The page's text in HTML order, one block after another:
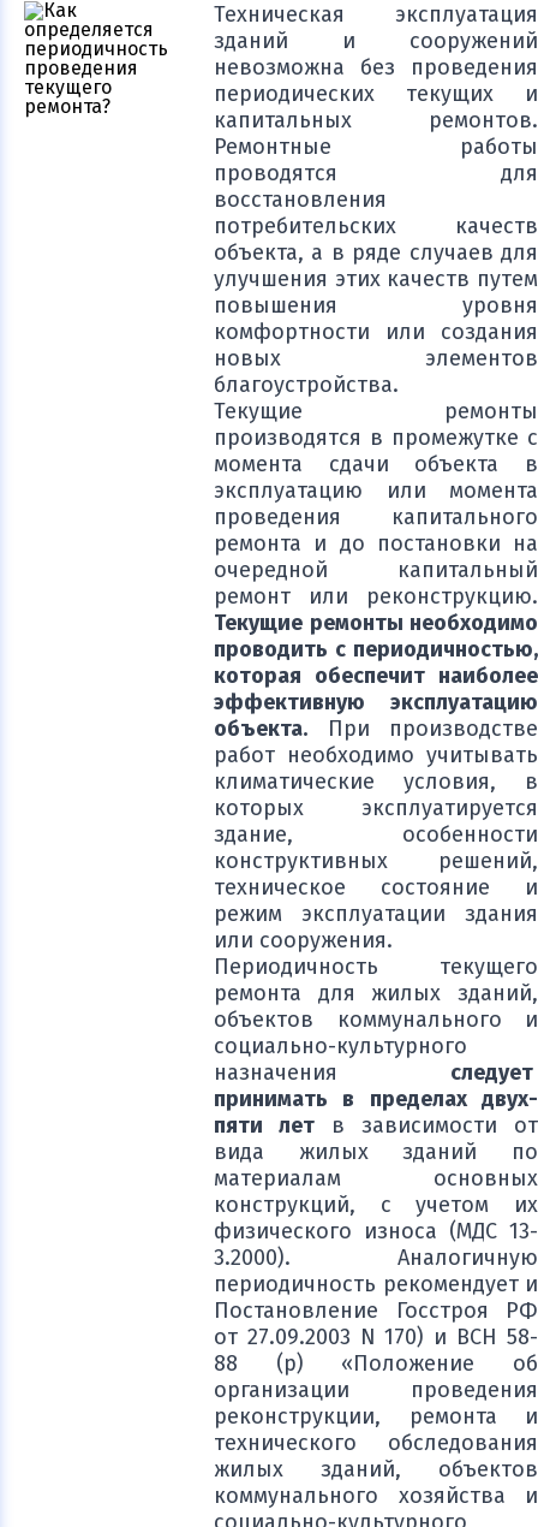
Техническая эксплуатация
зданий и сооружений
невозможна без проведения
периодических текущих и
капитальных ремонтов.
Ремонтные работы
проводятся для
восстановления
потребительских качеств
объекта, а в ряде случаев для
улучшения этих качеств путем
повышения уровня
комфортности или создания
новых элементов
благоустройства.
Текущие ремонты
производятся в промежутке с
момента сдачи объекта в
эксплуатацию или момента
проведения капитального
ремонта и до постановки на
очередной капитальный
ремонт или реконструкцию.
Текущие ремонты необходимо
проводить с периодичностью,
которая обеспечит наиболее
эффективную эксплуатацию
объекта. При производстве
работ необходимо учитывать
климатические условия, в
которых эксплуатируется
здание, особенности
конструктивных решений,
техническое состояние и
режим эксплуатации здания
или сооружения.
Периодичность текущего
ремонта для жилых зданий,
объектов коммунального и
социально-культурного
назначения следует
принимать в пределах двух-
пяти лет в зависимости от
вида жилых зданий по
материалам основных
конструкций, с учетом их
физического износа (МДС 13-
3.2000). Аналогичную
периодичность рекомендует и
Постановление Госстроя РФ
от 27.09.2003 N 170) и ВСН 58-
88 (р) «Положение об
организации проведения
реконструкции, ремонта и
технического обследования
жилых зданий, объектов
коммунального хозяйства и